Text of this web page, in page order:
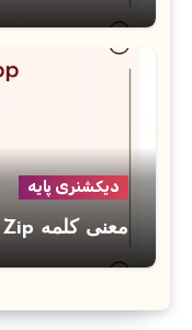
دیکشنری پایه
معنی کلمه Zip به فارسی با چند مثال